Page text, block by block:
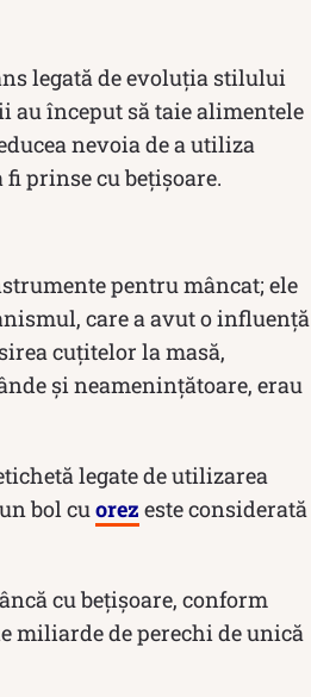
legată de evoluția stilului
au început să taie alimentele
nevoia de a utiliza
prinse cu bețișoare.
pentru mâncat; ele
care a avut o influență
cuțitelor la masă,
și neamenințătoare, erau
legate de utilizarea
bol cuorez este considerată
cu bețișoare, conform
miliarde de perechi de unică